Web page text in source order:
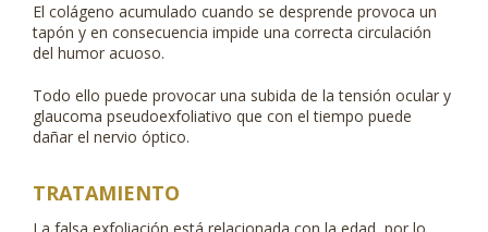
El colágeno acumulado cuando se desprende provoca un
tapón y en consecuencia impide una correcta circulación
del humor acuoso.
Todo ello puede provocar una subida de la tensión ocular y
glaucoma pseudoexfoliativo que con el tiempo puede
dañar el nervio óptico.
TRATAMIENTO